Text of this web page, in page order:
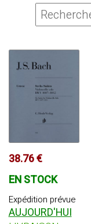
38.76 €
EN STOCK
Expédition prévue
AUJOURD'HUI